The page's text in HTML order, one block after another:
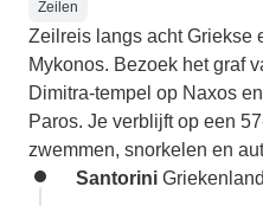
Zeilen
Zeilreis langs acht Griekse
Mykonos. Bezoek het graf
Dimitra-tempel op Naxos
Paros. Je verblijft op een
zwemmen, snorkelen en
Santorini Griekenland